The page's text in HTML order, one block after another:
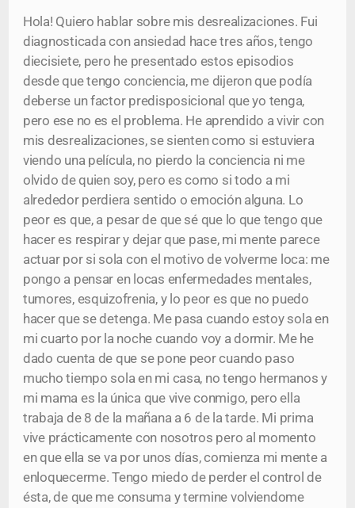
Hola! Quiero hablar sobre mis desrealizaciones. Fui
diagnosticada con ansiedad hace tres años, tengo
diecisiete, pero he presentado estos episodios
desde que tengo conciencia, me dijeron que podía
deberse un factor predisposicional que yo tenga,
pero ese no es el problema. He aprendido a vivir con
mis desrealizaciones, se sienten como si estuviera
viendo una película, no pierdo la conciencia ni me
olvido de quien soy, pero es como si todo a mi
alrededor perdiera sentido o emoción alguna. Lo
peor es que, a pesar de que sé que lo que tengo que
hacer es respirar y dejar que pase, mi mente parece
actuar por si sola con el motivo de volverme loca: me
pongo a pensar en locas enfermedades mentales,
tumores, esquizofrenia, y lo peor es que no puedo
hacer que se detenga. Me pasa cuando estoy sola en
mi cuarto por la noche cuando voy a dormir. Me he
dado cuenta de que se pone peor cuando paso
mucho tiempo sola en mi casa, no tengo hermanos y
mi mama es la única que vive conmigo, pero ella
trabaja de 8 de la mañana a 6 de la tarde. Mi prima
vive prácticamente con nosotros pero al momento
en que ella se va por unos días, comienza mi mente a
enloquecerme. Tengo miedo de perder el control de
ésta, de que me consuma y termine volviendome